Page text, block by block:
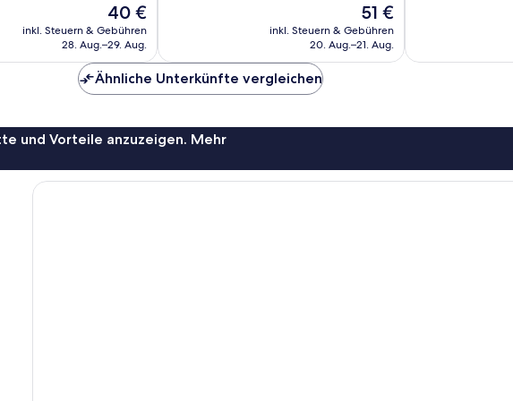
Der
Preis
beträgt
40 €
inkl. Steuern & Gebühren
28. Aug.–29. Aug.
Der
Preis
beträgt
51 €
inkl. Steuern & Gebühren
20. Aug.–21. Aug.
Ähnliche Unterkünfte vergleichen
und Vorteile anzuzeigen. Mehr